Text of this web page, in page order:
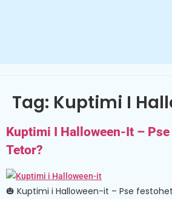
Tag: Kuptimi I
Kuptimi I Halloween-It – Pse
Tetor?
🎃 Kuptimi i Halloween-it – Pse